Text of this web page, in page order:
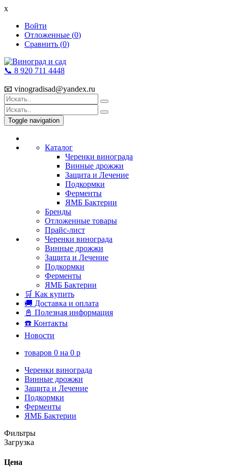
x
Войти
Отложенные (0)
Сравнить (0)
📞 8 920 711 4448
📧 vinogradisad@yandex.ru
Toggle navigation
Каталог
Черенки винограда
Винные дрожжи
Защита и Лечение
Подкормки
Ферменты
ЯМБ Бактерии
Бренды
Отложенные товары
Прайс-лист
Черенки винограда
Винные дрожжи
Защита и Лечение
Подкормки
Ферменты
ЯМБ Бактерии
🛒 Как купить
🚚 Доставка и оплата
📓 Полезная информация
☎️ Контакты
Новости
товаров 0 на 0 p
Черенки винограда
Винные дрожжи
Защита и Лечение
Подкормки
Ферменты
ЯМБ Бактерии
Фильтры
Загрузка
Цена